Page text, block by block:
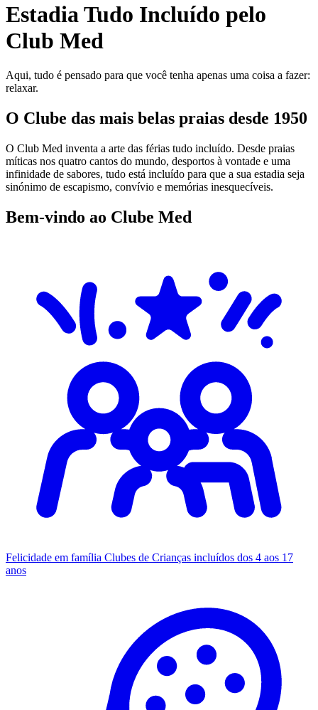
Estadia Tudo Incluído pelo
Club Med
Aqui, tudo é pensado para que você tenha apenas uma coisa a fazer:
relaxar.
O Clube das mais belas praias desde 1950
O Club Med inventa a arte das férias tudo incluído. Desde praias
míticas nos quatro cantos do mundo, desportos à vontade e uma
infinidade de sabores, tudo está incluído para que a sua estadia seja
sinónimo de escapismo, convívio e memórias inesquecíveis.
Bem-vindo ao Clube Med
Felicidade em família Clubes de Crianças incluídos dos 4 aos 17
anos